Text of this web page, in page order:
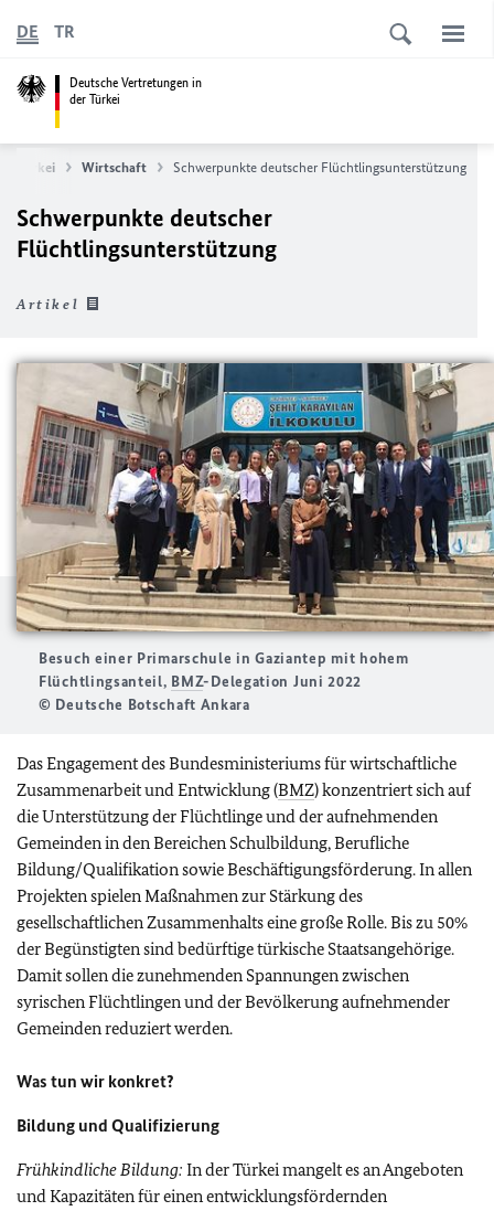
Deutsche Vertretungen in
der Türkei
DE TR
Türkei Wirtschaft Schwerpunkte deutscher Flüchtlingsunterstützung
Schwerpunkte deutscher
Flüchtlingsunterstützung
Artikel
Besuch einer Primarschule in Gaziantep mit hohem
Flüchtlingsanteil, BMZ-Delegation Juni 2022
© Deutsche Botschaft Ankara
Das Engagement des Bundesministeriums für wirtschaftliche
Zusammenarbeit und Entwicklung (BMZ) konzentriert sich auf
die Unterstützung der Flüchtlinge und der aufnehmenden
Gemeinden in den Bereichen Schulbildung, Berufliche
Bildung/Qualifikation sowie Beschäftigungsförderung. In allen
Projekten spielen Maßnahmen zur Stärkung des
gesellschaftlichen Zusammenhalts eine große Rolle. Bis zu 50%
der Begünstigten sind bedürftige türkische Staatsangehörige.
Damit sollen die zunehmenden Spannungen zwischen
syrischen Flüchtlingen und der Bevölkerung aufnehmender
Gemeinden reduziert werden.
Was tun wir konkret?
Bildung und Qualifizierung
Frühkindliche Bildung: In der Türkei mangelt es an Angeboten
und Kapazitäten für einen entwicklungsfördernden